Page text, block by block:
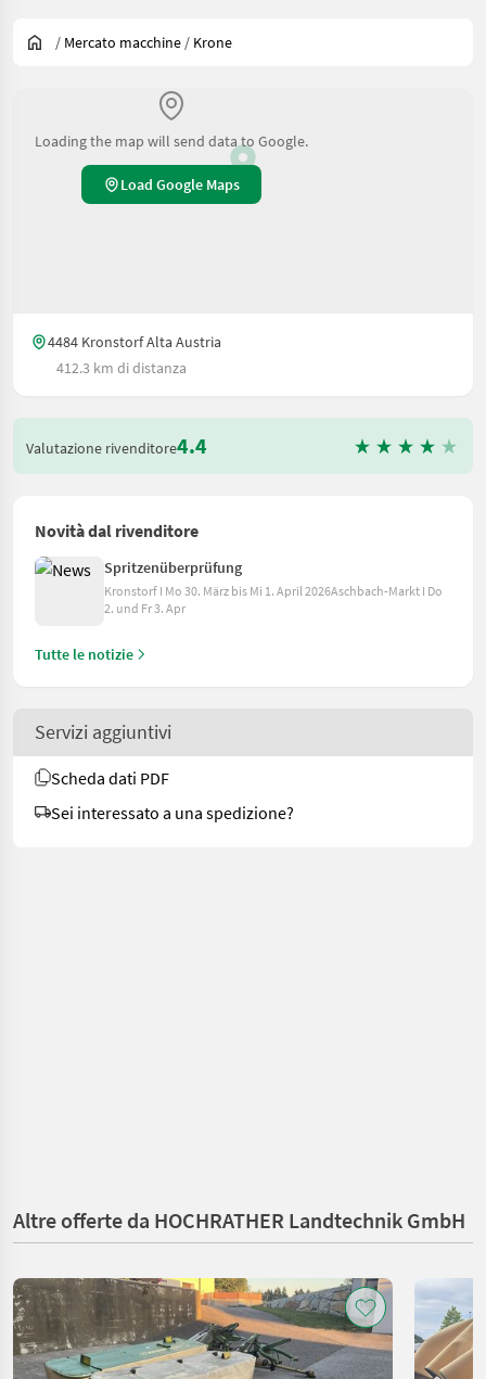
/ Mercato macchine / Krone
Loading the map will send data to Google.
Load Google Maps
4484 Kronstorf Alta Austria
412.3 km di distanza
Valutazione rivenditore4.4
Novità dal rivenditore
Spritzenüberprüfung
Kronstorf I Mo 30. März bis Mi 1. April 2026Aschbach-Markt I Do
2. und Fr 3. Apr
Tutte le notizie
Servizi aggiuntivi
Scheda dati PDF
Sei interessato a una spedizione?
Altre offerte da HOCHRATHER Landtechnik GmbH